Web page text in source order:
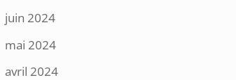
juin 2024
mai 2024
avril 2024